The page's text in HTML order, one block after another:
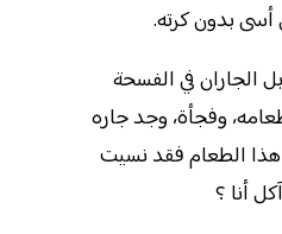
أسى بدون كرته.
الجاران في الفسحة
وفجأة، وجد جاره
الطعام فقد نسيت
أنا ؟